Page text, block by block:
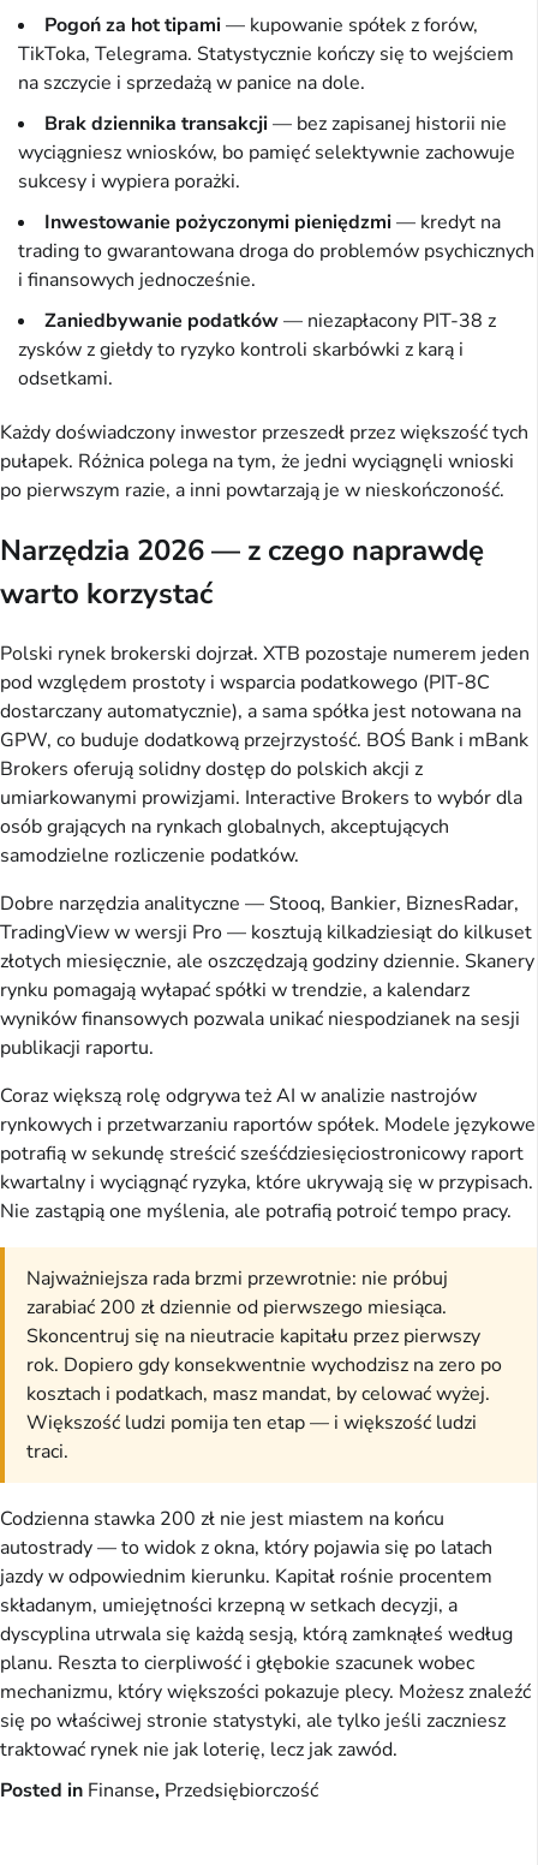
Pogoń za hot tipami— kupowanie spółek z forów,
TikToka, Telegrama. Statystycznie kończy się to wejściem
na szczycie i sprzedażą w panice na dole.
Brak dziennika transakcji— bez zapisanej historii nie
wyciągniesz wniosków, bo pamięć selektywnie zachowuje
sukcesy i wypiera porażki.
Inwestowanie pożyczonymi pieniędzmi— kredyt na
trading to gwarantowana droga do problemów psychicznych
i finansowych jednocześnie.
Zaniedbywanie podatków— niezapłacony PIT-38 z
zysków z giełdy to ryzyko kontroli skarbówki z karą i
odsetkami.
Każdy doświadczony inwestor przeszedł przez większość tych
pułapek. Różnica polega na tym, że jedni wyciągnęli wnioski
po pierwszym razie, a inni powtarzają je w nieskończoność.
Narzędzia 2026 — z czego naprawdę
warto korzystać
Polski rynek brokerski dojrzał. XTB pozostaje numerem jeden
pod względem prostoty i wsparcia podatkowego (PIT-8C
dostarczany automatycznie), a sama spółka jest notowana na
GPW, co buduje dodatkową przejrzystość. BOŚ Bank i mBank
Brokers oferują solidny dostęp do polskich akcji z
umiarkowanymi prowizjami. Interactive Brokers to wybór dla
osób grających na rynkach globalnych, akceptujących
samodzielne rozliczenie podatków.
Dobre narzędzia analityczne — Stooq, Bankier, BiznesRadar,
TradingView w wersji Pro — kosztują kilkadziesiąt do kilkuset
złotych miesięcznie, ale oszczędzają godziny dziennie. Skanery
rynku pomagają wyłapać spółki w trendzie, a kalendarz
wyników finansowych pozwala unikać niespodzianek na sesji
publikacji raportu.
Coraz większą rolę odgrywa też AI w analizie nastrojów
rynkowych i przetwarzaniu raportów spółek. Modele językowe
potrafią w sekundę streścić sześćdziesięciostronicowy raport
kwartalny i wyciągnąć ryzyka, które ukrywają się w przypisach.
Nie zastąpią one myślenia, ale potrafią potroić tempo pracy.
Najważniejsza rada brzmi przewrotnie: nie próbuj
zarabiać 200 zł dziennie od pierwszego miesiąca.
Skoncentruj się na nieutracie kapitału przez pierwszy
rok. Dopiero gdy konsekwentnie wychodzisz na zero po
kosztach i podatkach, masz mandat, by celować wyżej.
Większość ludzi pomija ten etap — i większość ludzi
traci.
Codzienna stawka 200 zł nie jest miastem na końcu
autostrady — to widok z okna, który pojawia się po latach
jazdy w odpowiednim kierunku. Kapitał rośnie procentem
składanym, umiejętności krzepną w setkach decyzji, a
dyscyplina utrwala się każdą sesją, którą zamknąłeś według
planu. Reszta to cierpliwość i głębokie szacunek wobec
mechanizmu, który większości pokazuje plecy. Możesz znaleźć
się po właściwej stronie statystyki, ale tylko jeśli zaczniesz
traktować rynek nie jak loterię, lecz jak zawód.
Posted in Finanse, Przedsiębiorczość